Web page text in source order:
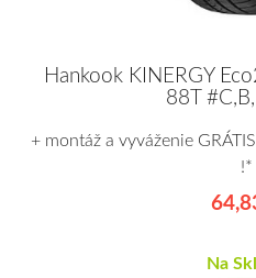
Hankook KINERGY
88T
+ montáž a vyváženie
!*
Na